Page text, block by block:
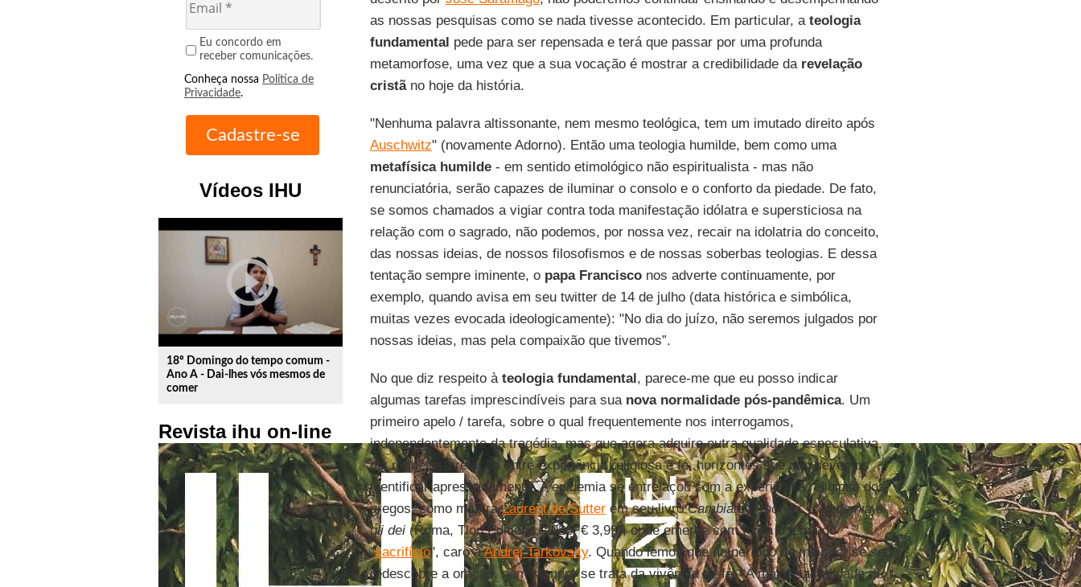
Eu concordo em
receber comunicações.
Conheça nossa Política de
Privacidade.
Vídeos IHU
play_circle_outline
18º Domingo do tempo comum -
Ano A - Dai-lhes vós mesmos de
comer
Revista ihu on-line
as nossas pesquisas como se nada tivesse acontecido. Em particular, a teologia
fundamental pede para ser repensada e terá que passar por uma profunda
metamorfose, uma vez que a sua vocação é mostrar a credibilidade da revelação
cristãno hoje da história.
"Nenhuma palavra altissonante, nem mesmo teológica, tem um imutado direito após
Auschwitz" (novamente Adorno). Então uma teologia humilde, bem como uma
metafísica humilde- em sentido etimológico não espiritualista - mas não
renunciatória, serão capazes de iluminar o consolo e o conforto da piedade. De fato,
se somos chamados a vigiar contra toda manifestação idólatra e supersticiosa na
relação com o sagrado, não podemos, por nossa vez, recair na idolatria do conceito,
das nossas ideias, de nossos filosofismos e de nossas soberbas teologias. E dessa
tentação sempre iminente, o papa Francisconos adverte continuamente, por
exemplo, quando avisa em seu twitter de 14 de julho (data histórica e simbólica,
muitas vezes evocada ideologicamente): "No dia do juízo, não seremos julgados por
nossas ideias, mas pela compaixão que tivemos”.
No que diz respeito à teologia fundamental, parece-me que eu posso indicar
algumas tarefas imprescindíveis para sua nova normalidade pós-pandêmica. Um
primeiro apelo / tarefa, sobre o qual frequentemente nos interrogamos,
independentemente da tragédia, mas que agora adquire outra qualidade especulativa,
diz respeito à relação entre experiência religiosa e fé, horizontes que não devemos
identificar apressadamente. A epidemia se entrelaçou com a experiência religiosa dos
gregos, como mostraLaurent de Sutterem seu livroCambiare il mondo. L’epidemia e
gli dei(Roma, Tlon Editions, 2020, € 3,99), onde emerge com força o tema do
"sacrifício", caro aAndrej Tarkovsky. Quando lemos que no período de maior crise se
redescobre a oração, nem sempre se trata da vivência de fé. “A maior sacralidade de